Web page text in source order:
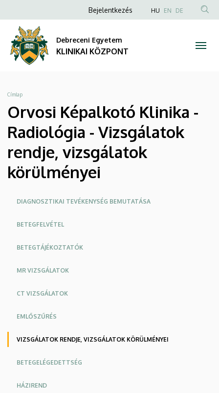
Képalkotó
Klinika
Radiológia
Vizsgálatok
rendje,
vizsgálatok
KLINIKAI
KÖZPONT
a
tartalomra
Anonim
fiók
menüje
Bejelentkezés HU EN DE
Debreceni Egyetem
KLINIKAI KÖZPONT
Morzsa
Címlap
Orvosi Képalkotó Klinika -
Radiológia - Vizsgálatok
rendje, vizsgálatok
körülményei
Oldalmenü
DIAGNOSZTIKAI TEVÉKENYSÉG BEMUTATÁSA
BETEGFELVÉTEL
BETEGTÁJÉKOZTATÓK
MR VIZSGÁLATOK
CT VIZSGÁLATOK
EMLŐSZŰRÉS
VIZSGÁLATOK RENDJE, VIZSGÁLATOK KÖRÜLMÉNYEI
BETEGELÉGEDETTSÉG
HÁZIREND